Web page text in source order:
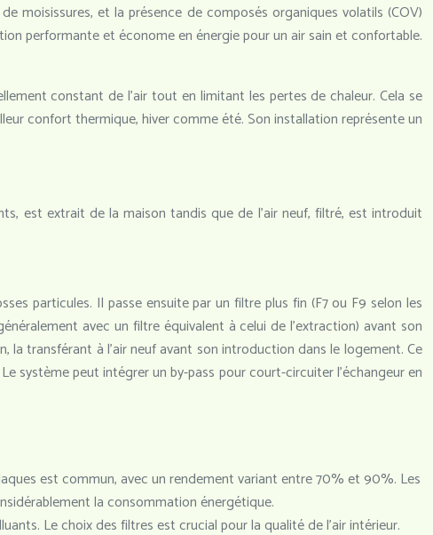
moisissures, et la présence de composés organiques volatils (COV)
performante et économe en énergie pour un air sain et confortable.
constant de l’air tout en limitant les pertes de chaleur. Cela se
confort thermique, hiver comme été. Son installation représente un
est extrait de la maison tandis que de l’air neuf, filtré, est introduit
particules. Il passe ensuite par un filtre plus fin (F7 ou F9 selon les
avec un filtre équivalent à celui de l’extraction) avant son
la transférant à l’air neuf avant son introduction dans le logement. Ce
système peut intégrer un by-pass pour court-circuiter l’échangeur en
est commun, avec un rendement variant entre 70% et 90%. Les
la consommation énergétique.
Le choix des filtres est crucial pour la qualité de l’air intérieur.